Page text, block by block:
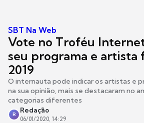
SBT Na Web
Vote no Troféu
seu programa e artista
2019
O internauta pode indicar os artistas e
na sua opinião, mais se destacaram no
categorias diferentes
R
Redação
06/01/2020, 14:29